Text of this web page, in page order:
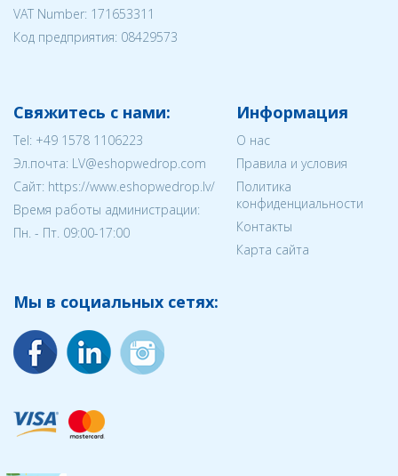
VAT Number: 171653311
Код предприятия: 08429573
Свяжитесь с нами:
Tel: +49 1578 1106223
Эл.почта: LV@eshopwedrop.com
Cайт: https://www.eshopwedrop.lv/
Время работы администрации:
Пн. - Пт. 09:00-17:00
Информация
О нас
Правила и условия
Политика
конфиденциальности
Контакты
Карта сайта
Мы в социальных сетях: